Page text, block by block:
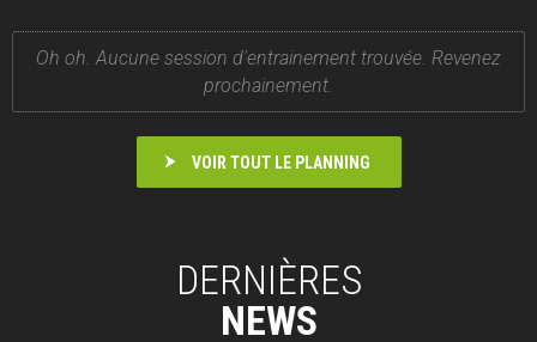
Oh oh. Aucune session d'entrainement trouvée. Revenez
prochainement.
VOIR TOUT LE PLANNING
DERNIÈRES
NEWS